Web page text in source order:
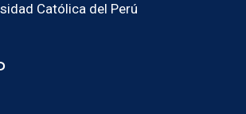
Católica del Perú